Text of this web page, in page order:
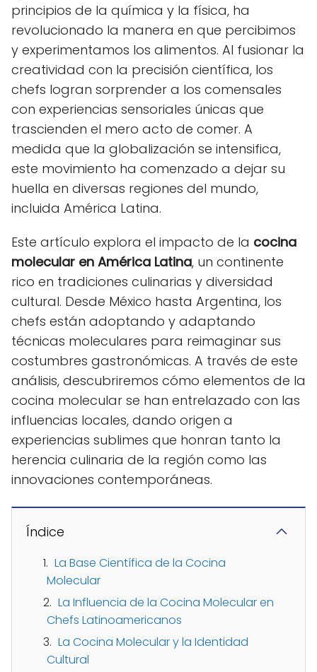
principios de la química y la física, ha
revolucionado la manera en que percibimos
y experimentamos los alimentos. Al fusionar la
creatividad con la precisión científica, los
chefs logran sorprender a los comensales
con experiencias sensoriales únicas que
trascienden el mero acto de comer. A
medida que la globalización se intensifica,
este movimiento ha comenzado a dejar su
huella en diversas regiones del mundo,
incluida América Latina.
Este artículo explora el impacto de la cocina
molecular en América Latina, un continente
rico en tradiciones culinarias y diversidad
cultural. Desde México hasta Argentina, los
chefs están adoptando y adaptando
técnicas moleculares para reimaginar sus
costumbres gastronómicas. A través de este
análisis, descubriremos cómo elementos de la
cocina molecular se han entrelazado con las
influencias locales, dando origen a
experiencias sublimes que honran tanto la
herencia culinaria de la región como las
innovaciones contemporáneas.
Índice
La Base Científica de la Cocina
Molecular
La Influencia de la Cocina Molecular en
Chefs Latinoamericanos
La Cocina Molecular y la Identidad
Cultural